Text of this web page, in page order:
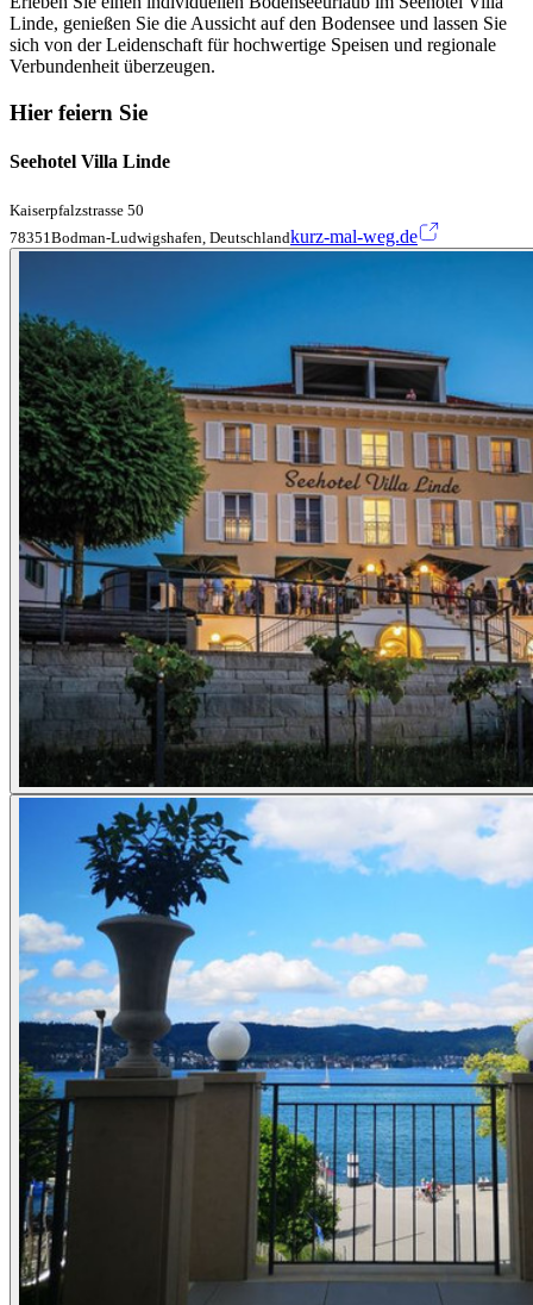
Linde, genießen Sie die Aussicht auf den Bodensee und lassen Sie
sich von der Leidenschaft für hochwertige Speisen und regionale
Verbundenheit überzeugen.
Hier feiern Sie
Seehotel Villa Linde
Kaiserpfalzstrasse 50
78351Bodman-Ludwigshafen, Deutschlandkurz-mal-weg.de